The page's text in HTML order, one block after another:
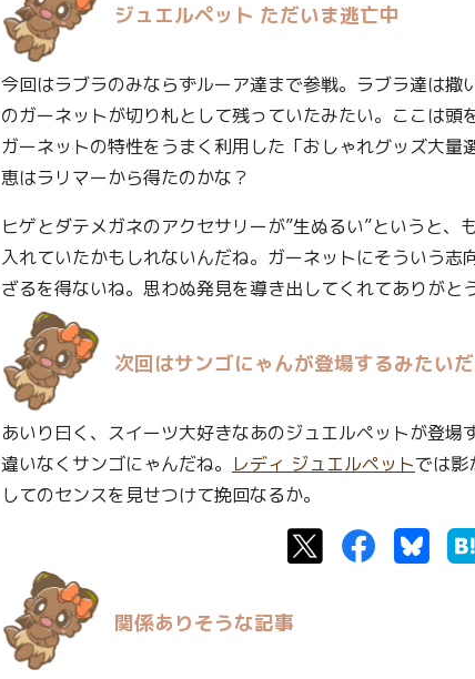
ジュエルペット ただいま逃亡中
今回はラブラのみならずルーア達まで参戦。ラブラ達は撒
のガーネットが切り札として残っていたみたい。ここは頭
ガーネットの特性をうまく利用した「おしゃれグッズ大量
恵はラリマーから得たのかな？
ヒゲとダテメガネのアクセサリーが”生ぬるい”というと、
入れていたかもしれないんだね。ガーネットにそういう志
ざるを得ないね。思わぬ発見を導き出してくれてありがと
次回はサンゴにゃんが登場するみたい
あいり曰く、スイーツ大好きなあのジュエルペットが登場
違いなくサンゴにゃんだね。 レディ ジュエルペットでは影
してのセンスを見せつけて挽回なるか。
TwitterFacebook
関係ありそうな記事